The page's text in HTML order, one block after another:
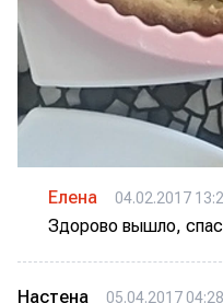
Елена 04.02.2017
Здорово вышло,
Настена 05.04.2017 04:28